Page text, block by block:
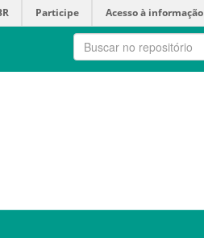
Participe Acesso à informação